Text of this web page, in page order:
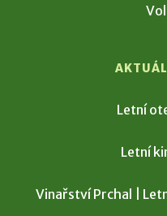
Letní
Letní
Vinařství Prchal |